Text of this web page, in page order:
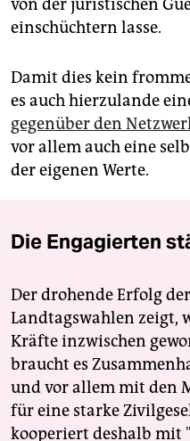
von der juristischen
einschüchtern lasse.
Damit dies kein
es auch hierzulande
gegenüber den
vor allem auch eine
der eigenen Werte.
Die Engagierten
Der drohende Erfolg
Landtagswahlen zeigt,
Kräfte inzwischen
braucht es
und vor allem mit den
für eine starke
kooperiert deshalb mit